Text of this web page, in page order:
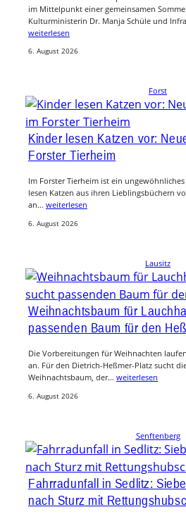
im Mittelpunkt einer gemeinsamen
Kulturministerin Dr. Manja Schüle und
weiterlesen
6. August 2026
Forst
Kinder lesen Katzen vor:
Forster Tierheim
Im Forster Tierheim ist ein
lesen Katzen aus ihren Lieblingsbüchern
an… weiterlesen
6. August 2026
Lausitz
Weihnachtsbaum für
passenden Baum für den
Die Vorbereitungen für Weihnachten
an. Für den Dietrich-Heßmer-Platz sucht
Weihnachtsbaum, der… weiterlesen
6. August 2026
Senftenberg
Fahrradunfall in Sedlitz:
nach Sturz mit